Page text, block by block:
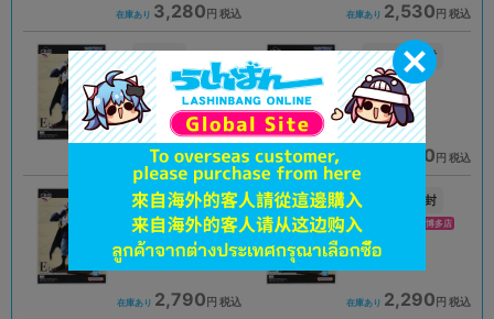
在庫あり 3,280 円 税込 在庫あり 2,530 円 税込
状態 :
仙台店
1,871円 税込
状態 : 未開封
京都店２号館
2,790 円 税込
状態 :未開封
京都店２号館
在庫あり 2,790 円 税込
未開封
キャナルシティ博多店
在庫あり 2,290 円 税込